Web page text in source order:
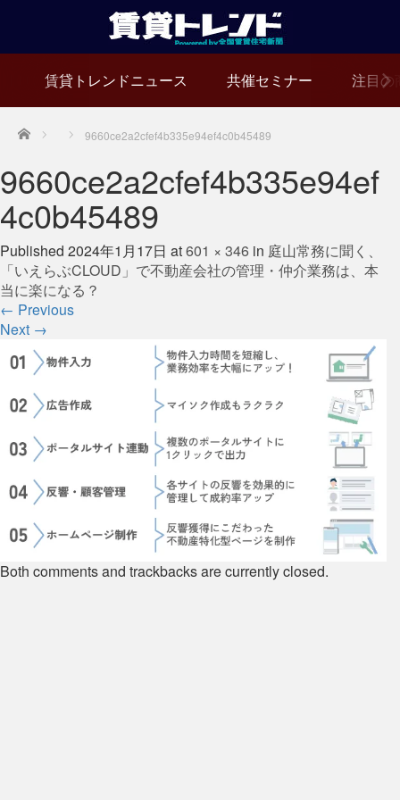
賃貸トレンドニュース 共催セミナー 注目の
Home 9660ce2a2cfef4b335e94ef4c0b45489
9660ce2a2cfef4b335e94ef
4c0b45489
Published 2024年1月17日 at601 × 346 in 庭山常務に聞く、
「いえらぶCLOUD」で不動産会社の管理・仲介業務は、本
当に楽になる？
← Previous
Next →
Both comments and trackbacks are currently closed.